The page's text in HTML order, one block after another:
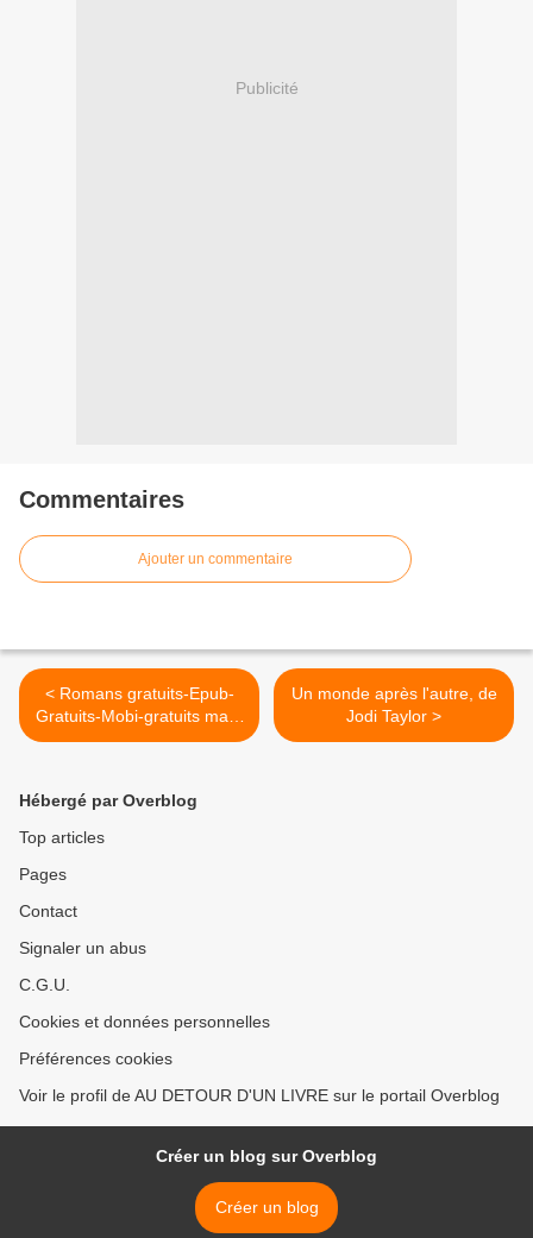
Publicité
Commentaires
Ajouter un commentaire
< Romans gratuits-Epub-
Gratuits-Mobi-gratuits mars
2018
Un monde après l'autre, de
Jodi Taylor >
Hébergé par Overblog
Top articles
Pages
Contact
Signaler un abus
C.G.U.
Cookies et données personnelles
Préférences cookies
Voir le profil de AU DETOUR D'UN LIVRE sur le portail Overblog
Créer un blog sur Overblog
Créer un blog